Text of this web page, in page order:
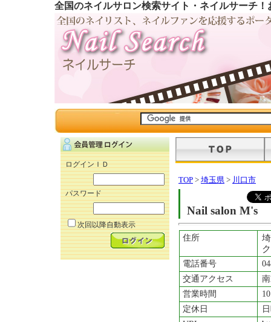
全国のネイルサロン検索サイト・ネイルサーチ
ログインＩＤ
パスワード
次回以降自動表示
TOP > 埼玉県 > 川口市
Nail salon M's
住所
電話番号
交通アクセス
営業時間
定休日